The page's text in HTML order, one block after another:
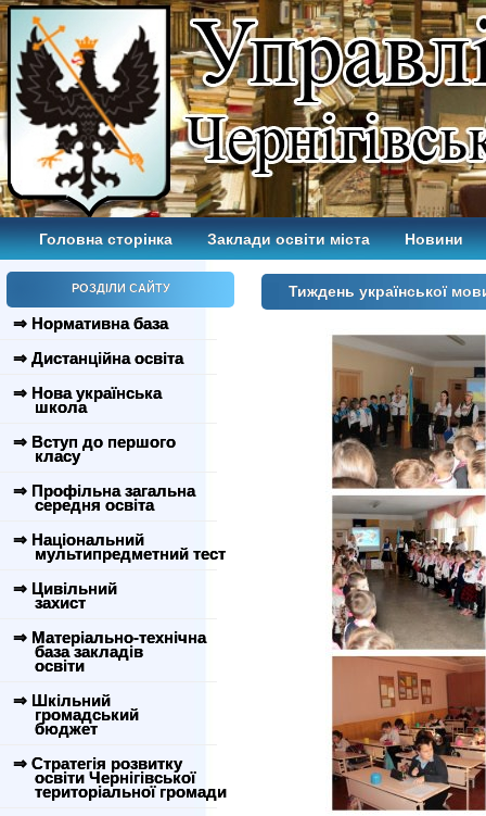
Головна сторінка Заклади освіти міста Новини
РОЗДІЛИ САЙТУ
⇒ Нормативна база
⇒ Дистанційна освіта
⇒ Нова українська
школа
⇒ Вступ до першого
класу
⇒ Профільна загальна
середня освіта
⇒ Національний
мультипредметний тест
⇒ Цивільний
захист
⇒ Матеріально-технічна
база закладів
освіти
⇒ Шкільний
громадський
бюджет
⇒ Стратегія розвитку
освіти Чернігівської
територіальної громади
Тиждень української